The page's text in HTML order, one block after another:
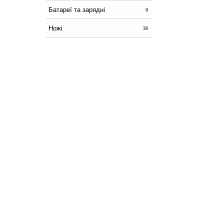
Батареї та зарядні 9
Ножі 38